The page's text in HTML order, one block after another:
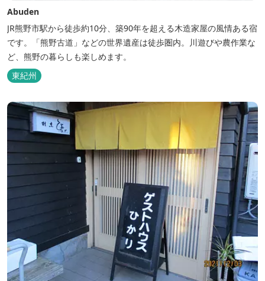
Abuden
JR熊野市駅から徒歩約10分、築90年を超える木造家屋の風情ある宿
です。「熊野古道」などの世界遺産は徒歩圏内。川遊びや農作業な
ど、熊野の暮らしも楽しめます。
東紀州